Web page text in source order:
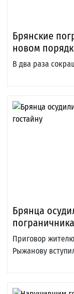
Брянские
новом
В два раза
Брянца
Приговор
Рыжанову